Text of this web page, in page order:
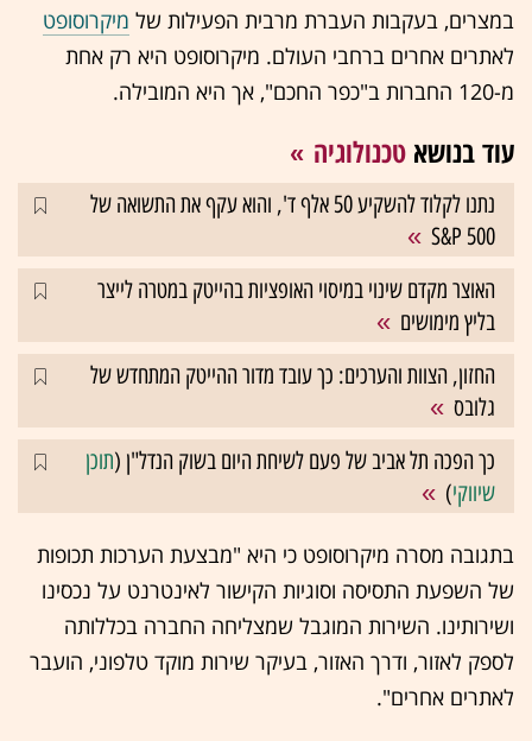
במצרים, בעקבות העברת מרבית הפעילות של מיקרוסופט
לאתרים אחרים ברחבי העולם. מיקרוסופט היא רק אחת
מ-120 החברות ב"כפר החכם", אך היא המובילה.
עוד בנושא טכנולוגיה
נתנו לקלוד להשקיע 50 אלף ד', והוא עקף את התשואה של
S&P 500
האוצר מקדם שינוי במיסוי האופציות בהייטק במטרה לייצר
בליץ מימושים
החזון, הצוות והערכים: כך עובד מדור ההייטק המתחדש של
גלובס
כך הפכה תל אביב של פעם לשיחת היום בשוק הנדל"ן (תוכן
שיווקי)
בתגובה מסרה מיקרוסופט כי היא "מבצעת הערכות תכופות
של השפעת התסיסה וסוגיות הקישור לאינטרנט על נכסינו
ושירותינו. השירות המוגבל שמצליחה החברה בכללותה
לספק לאזור, ודרך האזור, בעיקר שירות מוקד טלפוני, הועבר
לאתרים אחרים".